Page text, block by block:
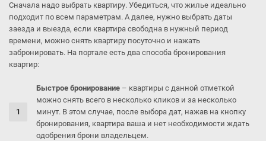
Сначала надо выбрать квартиру. Убедиться, что жилье идеально
подходит по всем параметрам. А далее, нужно выбрать даты
заезда и выезда, если квартира свободна в нужный период
времени, можно снять квартиру посуточно и нажать
забронировать. На портале есть два способа бронирования
квартир:
Быстрое бронирование – квартиры с данной отметкой
можно снять всего в несколько кликов и за несколько
минут. В этом случае, после выбора дат, нажав на кнопку
бронирования, квартира ваша и нет необходимости ждать
одобрения брони владельцем.